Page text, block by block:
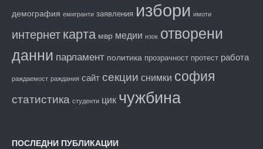
демография емигранти заявления избори имоти
интернет карта мвр медии нзок отворени
данни парламент политика прозрачност протест работа
раждаемост раждания сайт секции снимки софия
статистика студенти цик чужбина
ПОСЛЕДНИ ПУБЛИКАЦИИ